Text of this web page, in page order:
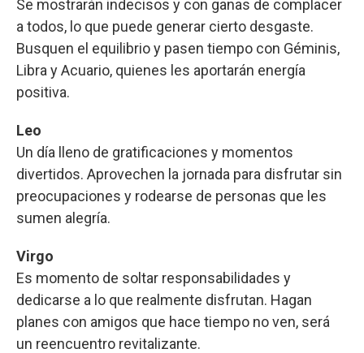
Se mostrarán indecisos y con ganas de complacer
a todos, lo que puede generar cierto desgaste.
Busquen el equilibrio y pasen tiempo con Géminis,
Libra y Acuario, quienes les aportarán energía
positiva.
Leo
Un día lleno de gratificaciones y momentos
divertidos. Aprovechen la jornada para disfrutar sin
preocupaciones y rodearse de personas que les
sumen alegría.
Virgo
Es momento de soltar responsabilidades y
dedicarse a lo que realmente disfrutan. Hagan
planes con amigos que hace tiempo no ven, será
un reencuentro revitalizante.